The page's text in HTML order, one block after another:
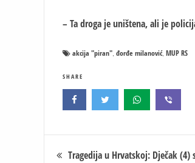
– Ta droga je uništena, ali je
akcija "piran", đorđe milanović, MUP RS
SHARE
Кретање
Tragedija u Hrvatskoj: Dječak (4)